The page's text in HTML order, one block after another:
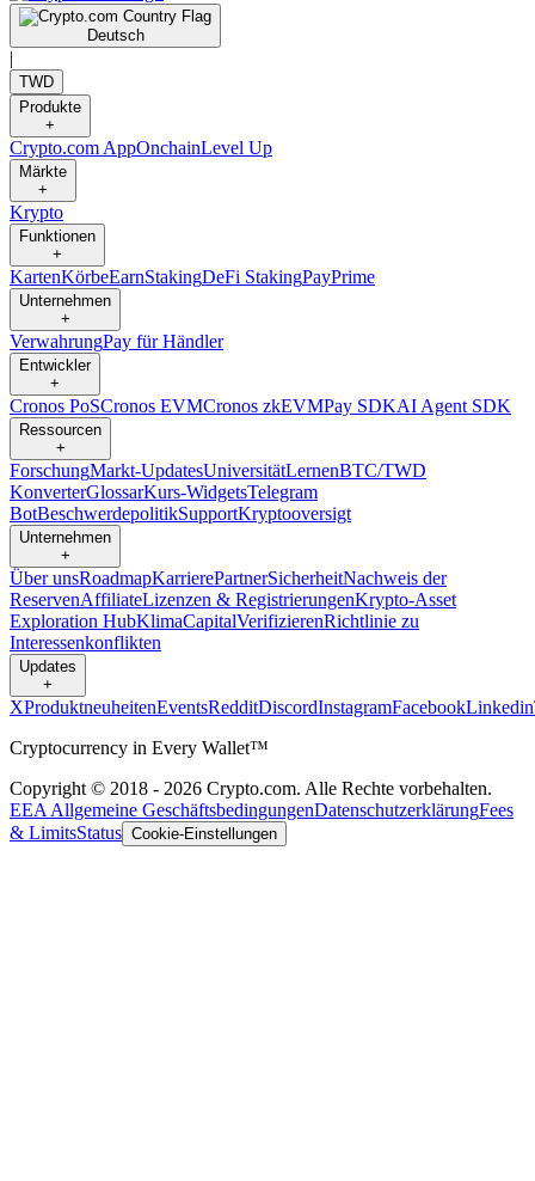
Deutsch
|
TWD
Produkte
+
Crypto.com AppOnchainLevel Up
Märkte
+
Krypto
Funktionen
+
KartenKörbeEarnStakingDeFi StakingPayPrime
Unternehmen
+
VerwahrungPay für Händler
Entwickler
+
Cronos PoSCronos EVMCronos zkEVMPay SDKAI Agent SDK
Ressourcen
+
ForschungMarkt-UpdatesUniversitätLernenBTC/TWD
KonverterGlossarKurs-WidgetsTelegram
BotBeschwerdepolitikSupportKryptooversigt
Unternehmen
+
Über unsRoadmapKarrierePartnerSicherheitNachweis der
ReservenAffiliateLizenzen & RegistrierungenKrypto-Asset
Exploration HubKlimaCapitalVerifizierenRichtlinie zu
Interessenkonflikten
Updates
+
XProduktneuheitenEventsRedditDiscordInstagramFacebookLinkedin
Cryptocurrency in Every Wallet™
Copyright © 2018 - 2026 Crypto.com. Alle Rechte vorbehalten.
EEA Allgemeine GeschäftsbedingungenDatenschutzerklärungFees
& LimitsStatus Cookie-Einstellungen